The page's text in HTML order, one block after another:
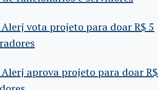
vota projeto para doar R$ 5
aprova projeto para doar R$